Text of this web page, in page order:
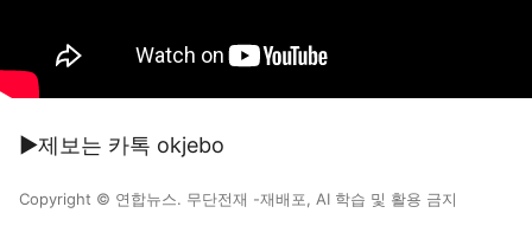
▶제보는 카톡 okjebo
Copyright © 연합뉴스. 무단전재 -재배포, AI 학습 및 활용 금지